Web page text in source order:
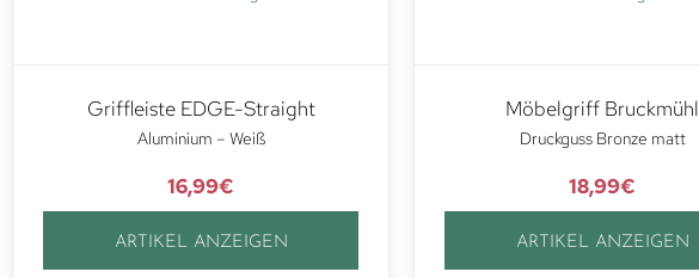
Griffleiste EDGE-Straight
Aluminium – Weiß
16,99€
ARTIKEL ANZEIGEN
Möbelgriff Bruckmühl
Druckguss Bronze matt
18,99€
ARTIKEL ANZEIGEN